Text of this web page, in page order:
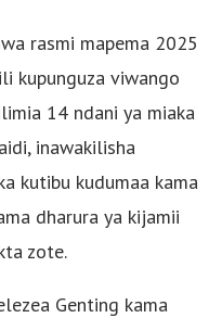
rasmi mapema 2025
kupunguza viwango
14 ndani ya miaka
inawakilisha
kutibu kudumaa kama
dharura ya kijamii
zote.
Genting kama